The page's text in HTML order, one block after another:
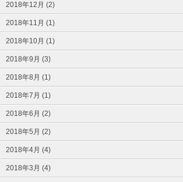
2018年12月 (2)
2018年11月 (1)
2018年10月 (1)
2018年9月 (3)
2018年8月 (1)
2018年7月 (1)
2018年6月 (2)
2018年5月 (2)
2018年4月 (4)
2018年3月 (4)